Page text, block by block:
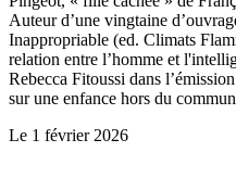
Auteur d’une vingtaine
Inappropriable (ed. Climats
relation entre l’homme et
Rebecca Fitoussi dans
sur une enfance hors du
Le 1 février 2026